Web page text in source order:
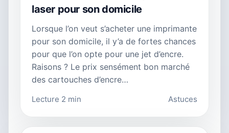
laser pour son domicile
Lorsque l’on veut s’acheter une imprimante
pour son domicile, il y’a de fortes chances
pour que l’on opte pour une jet d’encre.
Raisons ? Le prix sensément bon marché
des cartouches d’encre…
Lecture 2 min Astuces